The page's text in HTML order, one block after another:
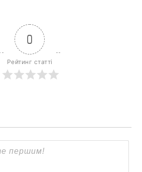
0
Рейтинг статті